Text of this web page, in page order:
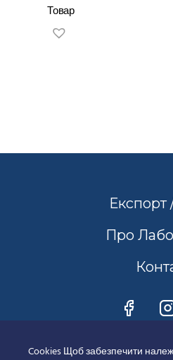
Товар
Експорт
Про
Cookies Щоб забезпечити